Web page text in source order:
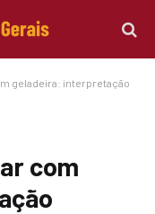
geladeira: interpretação
com